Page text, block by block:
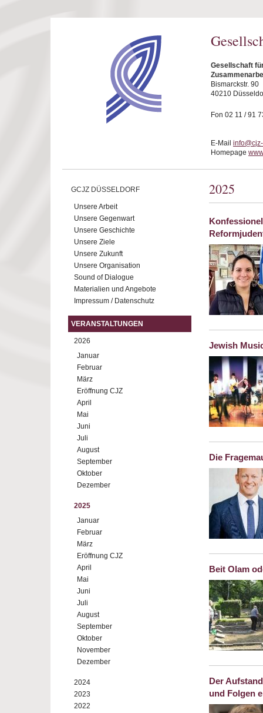
Gesellschaft
Bismarckstr. 90
40210
Fon 02 11 / 91
E-Mail
Homepage
GCJZ DÜSSELDORF
Unsere Arbeit
Unsere Gegenwart
Unsere Geschichte
Unsere Ziele
Unsere Zukunft
Unsere Organisation
Sound of Dialogue
Materialien und Angebote
Impressum / Datenschutz
VERANSTALTUNGEN
2026
Januar
Februar
März
Eröffnung CJZ
April
Mai
Juni
Juli
August
September
Oktober
Dezember
2025
Januar
Februar
März
Eröffnung CJZ
April
Mai
Juni
Juli
August
September
Oktober
November
Dezember
2024
2023
2022
2025
Jewish
Die
Beit Olam
Der
und Folgen